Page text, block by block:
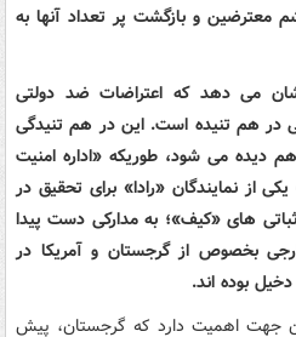
معترضین و بازگشت پر تعداد آنها به
می دهد که اعتراضات ضد دولتی
در هم تنیده است. این در هم تنیدگی
دیده می شود، طوریکه «اداره امنیت
از نمایندگان «رادا» برای تحقیق در
های «کیف»؛ به مدارکی دست پیدا
بخصوص از گرجستان و آمریکا در
بوده اند.
جهت اهمیت دارد که گرجستان، پیش